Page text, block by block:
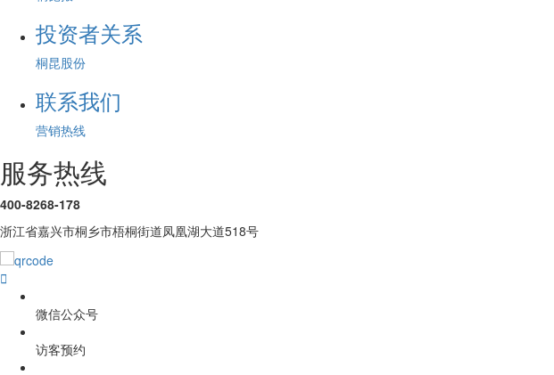
投资者关系
桐昆股份
联系我们
营销热线
服务热线
400-8268-178
浙江省嘉兴市桐乡市梧桐街道凤凰湖大道518号

微信公众号
访客预约